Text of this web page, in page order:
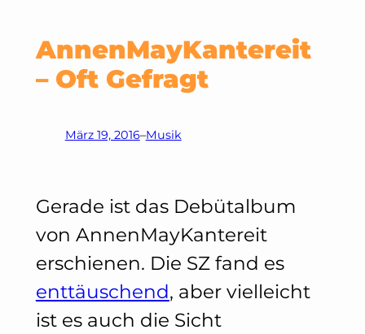
AnnenMayKantereit
– Oft Gefragt
März 19, 2016–Musik
Gerade ist das Debütalbum
von AnnenMayKantereit
erschienen. Die SZ fand es
enttäuschend, aber vielleicht
ist es auch die Sicht